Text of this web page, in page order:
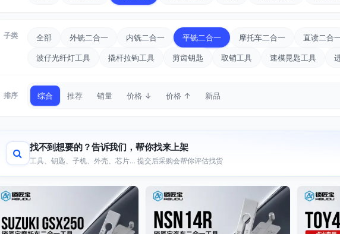
子类 全部 外铣二合一 内铣二合一 平铣二合一 摩托车二合一 直读二合
波仔光纤灯工具 撬杆拉钩工具 剪齿钥匙 取销工具 速模晃匙工具
排序 综合 推荐 销量 价格 ↓ 价格 ↑ 新品
找不到想要的？告诉我们，帮你找来上架
工具、钥匙、子机、外壳、芯片… 提交后采购会帮你评估找货